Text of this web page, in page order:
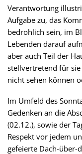
Verantwortung
Aufgabe zu, das
bedrohlich sein, im
Lebenden darauf
aber auch Teil der
stellvertretend für
nicht sehen können
Im Umfeld des
Gedenken an die
(02.12.), sowie der
Respekt vor jedem
gefeierte Dach-über-